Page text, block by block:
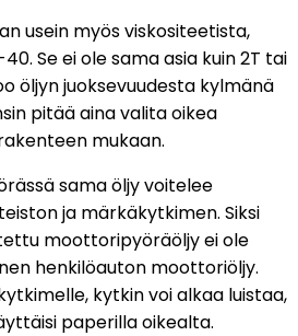
usein myös viskositeetista,
Se ei ole sama asia kuin 2T tai
öljyn juoksevuudesta kylmänä
pitää aina valita oikea
mukaan.
sama öljy voitelee
ja märkäkytkimen. Siksi
moottoripyöräöljy ei ole
henkilöauton moottoriöljy.
kytkin voi alkaa luistaa,
paperilla oikealta.